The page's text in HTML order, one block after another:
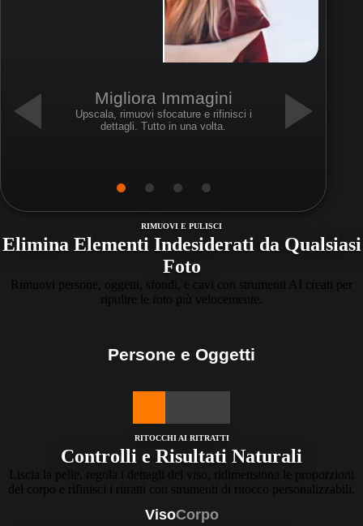
Migliora Immagini
Upscala, rimuovi sfocature e rifinisci i
dettagli. Tutto in una volta.
RIMUOVI E PULISCI
Elimina Elementi Indesiderati da Qualsiasi
Foto
Rimuovi persone, oggetti, sfondi, e cavi con strumenti AI creati per
ripulire le foto più velocemente.
Persone e Oggetti
RITOCCHI AI RITRATTI
Controlli e Risultati Naturali
Liscia la pelle, regola i dettagli del viso, ridimensiona le proporzioni
del corpo e rifinisci i ritratti con strumenti di ritocco personalizzabili.
VisoCorpo